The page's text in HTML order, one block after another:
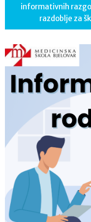
informativnih
razdoblje za